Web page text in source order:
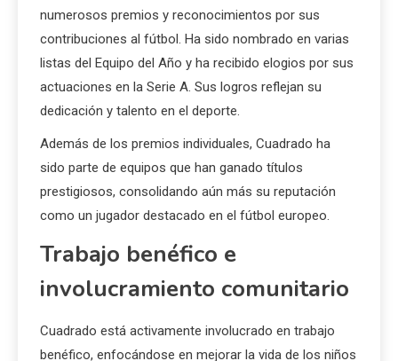
numerosos premios y reconocimientos por sus
contribuciones al fútbol. Ha sido nombrado en varias
listas del Equipo del Año y ha recibido elogios por sus
actuaciones en la Serie A. Sus logros reflejan su
dedicación y talento en el deporte.
Además de los premios individuales, Cuadrado ha
sido parte de equipos que han ganado títulos
prestigiosos, consolidando aún más su reputación
como un jugador destacado en el fútbol europeo.
Trabajo benéfico e
involucramiento comunitario
Cuadrado está activamente involucrado en trabajo
benéfico, enfocándose en mejorar la vida de los niños